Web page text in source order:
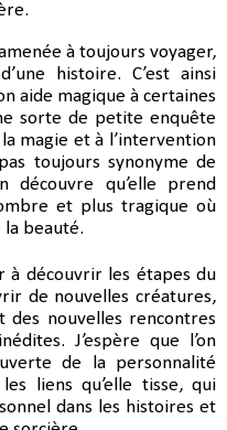
à toujours voyager,
histoire. C’est ainsi
aide magique à certaines
sorte de petite enquête
magie et à l’intervention
toujours synonyme de
découvre qu’elle prend
et plus tragique où
la beauté.
à découvrir les étapes du
de nouvelles créatures,
des nouvelles rencontres
J’espère que l’on
de la personnalité
liens qu’elle tisse, qui
dans les histoires et